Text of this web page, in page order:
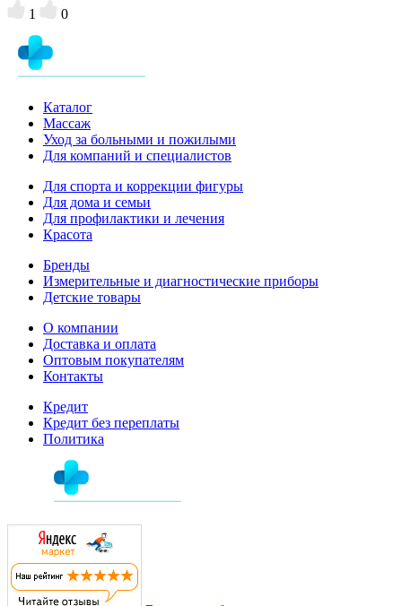
1
0
Каталог
Массаж
Уход за больными и пожилыми
Для компаний и специалистов
Для спорта и коррекции фигуры
Для дома и семьи
Для профилактики и лечения
Красота
Бренды
Измерительные и диагностические приборы
Детские товары
О компании
Доставка и оплата
Оптовым покупателям
Контакты
Кредит
Кредит без переплаты
Политика